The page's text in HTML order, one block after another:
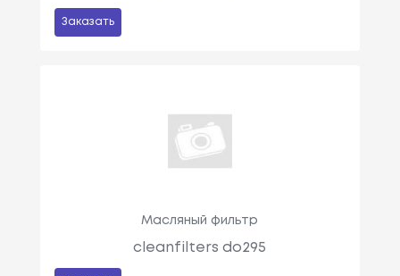
Заказать
Масляный фильтр
cleanfilters do295